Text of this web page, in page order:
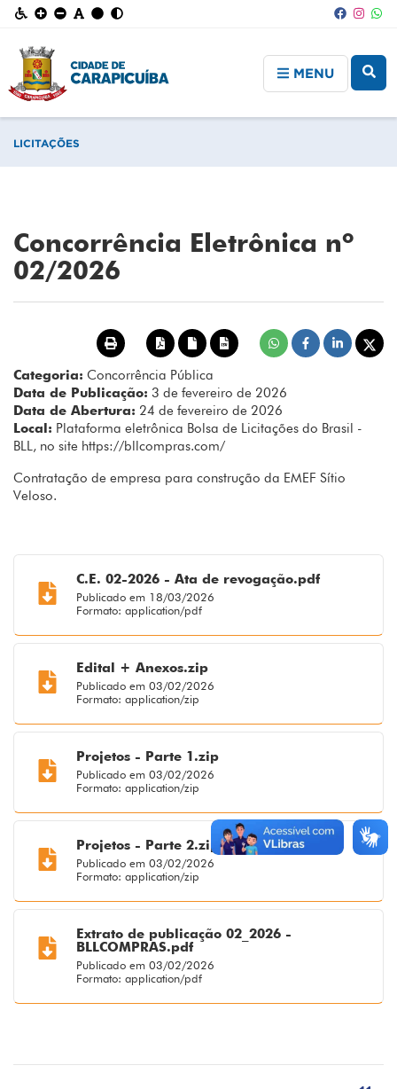
MENU
LICITAÇÕES
Concorrência Eletrônica nº
02/2026
Categoria: Concorrência Pública
Data de Publicação: 3 de fevereiro de 2026
Data de Abertura: 24 de fevereiro de 2026
Local: Plataforma eletrônica Bolsa de Licitações do Brasil -
BLL, no site https://bllcompras.com/
Contratação de empresa para construção da EMEF Sítio
Veloso.
C.E. 02-2026 - Ata de revogação.pdf
Publicado em 18/03/2026
Formato: application/pdf
Edital + Anexos.zip
Publicado em 03/02/2026
Formato: application/zip
Projetos - Parte 1.zip
Publicado em 03/02/2026
Formato: application/zip
Projetos - Parte 2.zip
Publicado em 03/02/2026
Formato: application/zip
Extrato de publicação 02_2026 -
BLLCOMPRAS.pdf
Publicado em 03/02/2026
Formato: application/pdf